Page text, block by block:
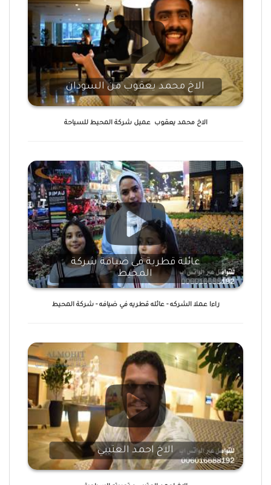
الاخ محمد يعقوب من السودان
الاخ محمد يعقوب عميل شركة المحيط للسياحة
عائلة قطرية في ضيافة شركة
المحيط
راءا عملا الشركه - عائله قطريه في ضيافه - شركة المحيط
الاخ احمد العتيبي